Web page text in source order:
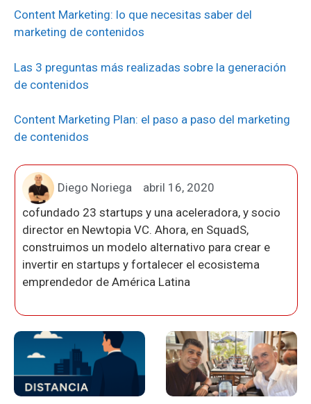
Content Marketing: lo que necesitas saber del
marketing de contenidos
Las 3 preguntas más realizadas sobre la generación
de contenidos
Content Marketing Plan: el paso a paso del marketing
de contenidos
Diego Noriega
abril 16, 2020
cofundado 23 startups y una aceleradora, y socio
director en Newtopia VC. Ahora, en SquadS,
construimos un modelo alternativo para crear e
invertir en startups y fortalecer el ecosistema
emprendedor de América Latina